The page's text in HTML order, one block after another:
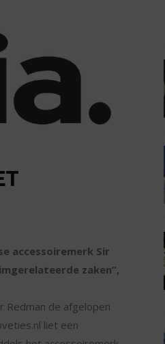
accessoiremerk Sir
zaken”,
Redman de afgelopen
liet een